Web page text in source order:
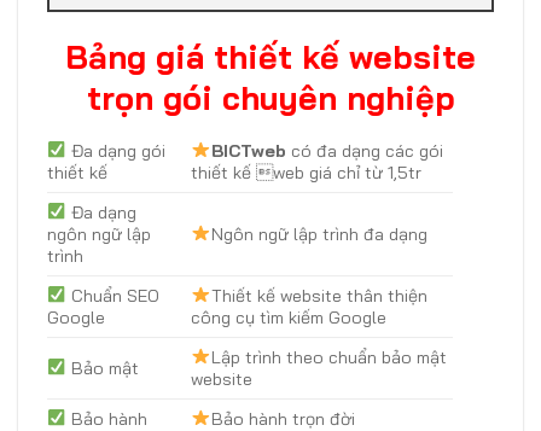
Bảng giá thiết kế website
trọn gói chuyên nghiệp
Đa dạng gói
thiết kế
BICTweb có đa dạng các gói
thiết kế web giá chỉ từ 1,5tr
Đa dạng
ngôn ngữ lập
trình
Ngôn ngữ lập trình đa dạng
Chuẩn SEO
Google
Thiết kế website thân thiện
công cụ tìm kiếm Google
Bảo mật
Lập trình theo chuẩn bảo mật
website
Bảo hành
Bảo hành trọn đời